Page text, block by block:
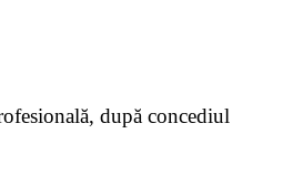
după concediul